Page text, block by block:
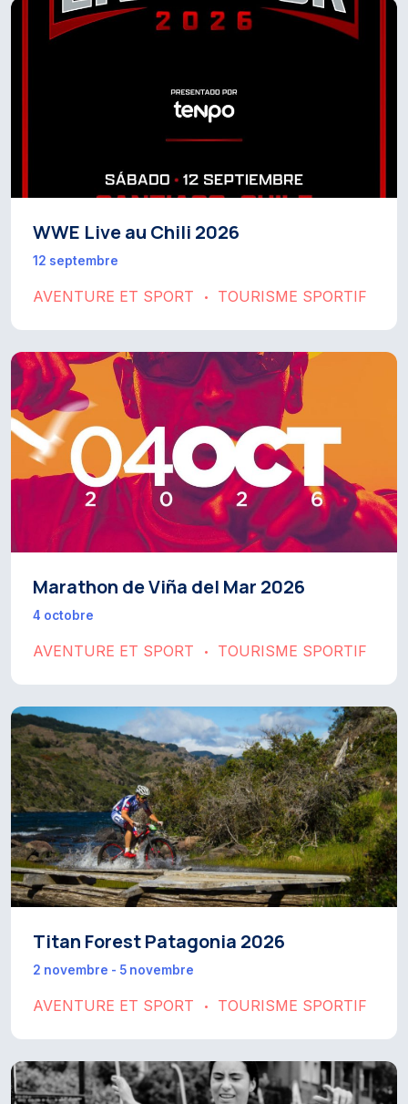
WWE Live au Chili 2026
12 septembre
AVENTURE ET SPORT • TOURISME SPORTIF
Marathon de Viña del Mar 2026
4 octobre
AVENTURE ET SPORT • TOURISME SPORTIF
Titan Forest Patagonia 2026
2 novembre - 5 novembre
AVENTURE ET SPORT • TOURISME SPORTIF